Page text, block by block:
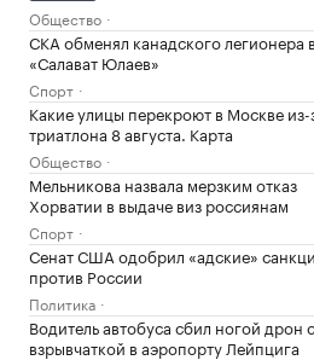
Общество
СКА обменял канадского легионера в
«Салават Юлаев»
Спорт
Какие улицы перекроют в Москве из-
триатлона 8 августа. Карта
Общество
Мельникова назвала мерзким отказ
Хорватии в выдаче виз россиянам
Спорт
Сенат США одобрил «адские»
против России
Политика
Водитель автобуса сбил ногой дрон
взрывчаткой в аэропорту Лейпцига